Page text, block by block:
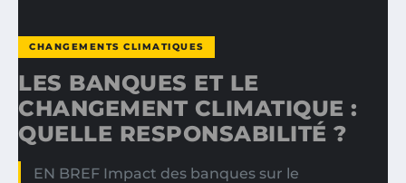
CHANGEMENTS CLIMATIQUES
LES BANQUES ET LE
CHANGEMENT CLIMATIQUE :
QUELLE RESPONSABILITÉ ?
EN BREF Impact des banques sur le